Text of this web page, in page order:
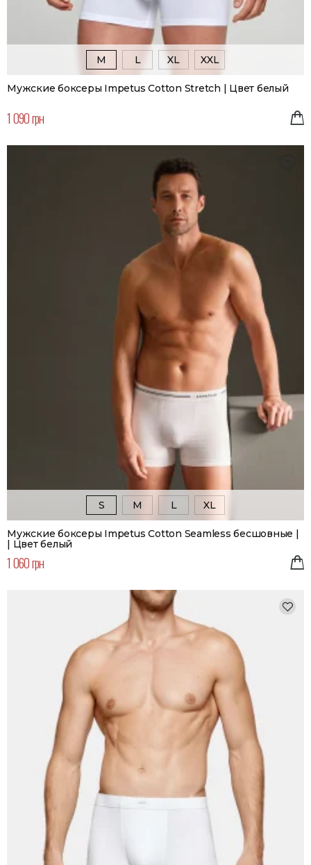
M L XL XXL
Мужские боксеры Impetus Cotton Stretch | Цвет белый
1 090 грн
S M L XL
Мужские боксеры Impetus Cotton Seamless бесшовные |
| Цвет белый
1 060 грн